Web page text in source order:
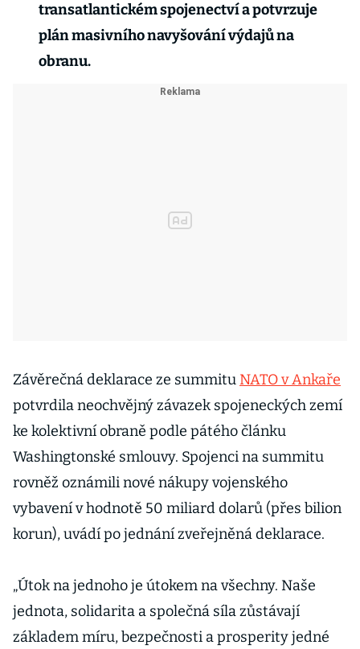
transatlantickém spojenectví a potvrzuje
plán masivního navyšování výdajů na
obranu.
Závěrečná deklarace ze summitu NATO v Ankaře
potvrdila neochvějný závazek spojeneckých zemí
ke kolektivní obraně podle pátého článku
Washingtonské smlouvy. Spojenci na summitu
rovněž oznámili nové nákupy vojenského
vybavení v hodnotě 50 miliard dolarů (přes bilion
korun), uvádí po jednání zveřejněná deklarace.
„Útok na jednoho je útokem na všechny. Naše
jednota, solidarita a společná síla zůstávají
základem míru, bezpečnosti a prosperity jedné